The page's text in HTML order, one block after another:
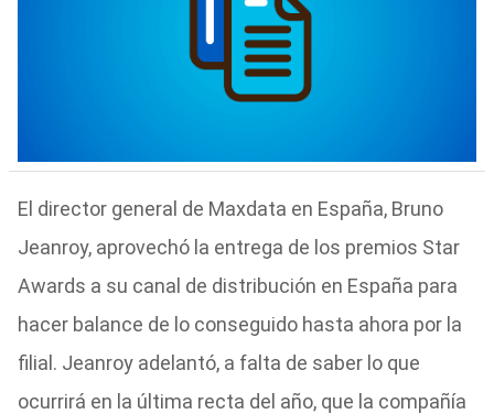
El director general de Maxdata en España, Bruno
Jeanroy, aprovechó la entrega de los premios Star
Awards a su canal de distribución en España para
hacer balance de lo conseguido hasta ahora por la
filial. Jeanroy adelantó, a falta de saber lo que
ocurrirá en la última recta del año, que la compañía